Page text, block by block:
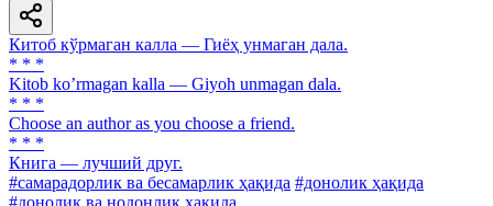
Китоб кўрмаган калла — Гиёҳ унмаган дала.
* * *
Kitob koʼrmagan kalla — Giyoh unmagan dala.
* * *
Choose an author as you choose a friend.
* * *
Книга — лучший друг.
#самарадорлик ва бесамарлик ҳақида #донолик ҳақида